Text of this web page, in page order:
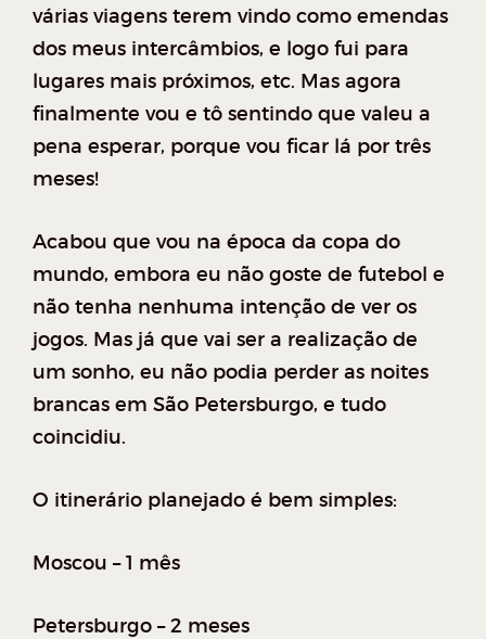
várias viagens terem vindo como emendas
dos meus intercâmbios, e logo fui para
lugares mais próximos, etc. Mas agora
finalmente vou e tô sentindo que valeu a
pena esperar, porque vou ficar lá por três
meses!
Acabou que vou na época da copa do
mundo, embora eu não goste de futebol e
não tenha nenhuma intenção de ver os
jogos. Mas já que vai ser a realização de
um sonho, eu não podia perder as noites
brancas em São Petersburgo, e tudo
coincidiu.
O itinerário planejado é bem simples:
Moscou – 1 mês
Petersburgo – 2 meses